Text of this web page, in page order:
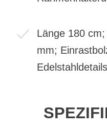
Länge 180
mm;
Edelstahldetails